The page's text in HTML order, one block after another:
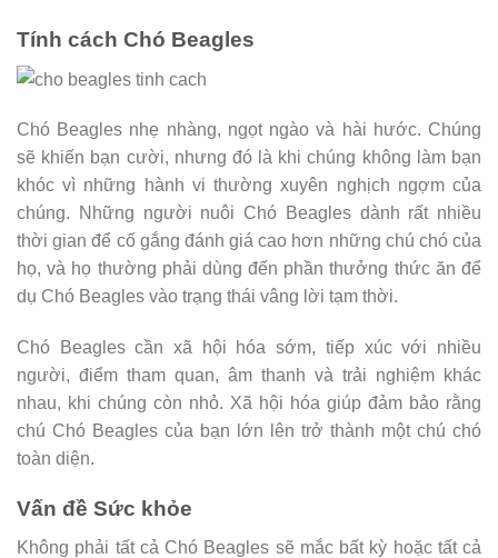
Tính cách Chó Beagles
Chó Beagles nhẹ nhàng, ngọt ngào và hài hước. Chúng
sẽ khiến bạn cười, nhưng đó là khi chúng không làm bạn
khóc vì những hành vi thường xuyên nghịch ngợm của
chúng. Những người nuôi Chó Beagles dành rất nhiều
thời gian để cố gắng đánh giá cao hơn những chú chó của
họ, và họ thường phải dùng đến phần thưởng thức ăn để
dụ Chó Beagles vào trạng thái vâng lời tạm thời.
Chó Beagles cần xã hội hóa sớm, tiếp xúc với nhiều
người, điểm tham quan, âm thanh và trải nghiệm khác
nhau, khi chúng còn nhỏ. Xã hội hóa giúp đảm bảo rằng
chú Chó Beagles của bạn lớn lên trở thành một chú chó
toàn diện.
Vấn đề Sức khỏe
Không phải tất cả Chó Beagles sẽ mắc bất kỳ hoặc tất cả